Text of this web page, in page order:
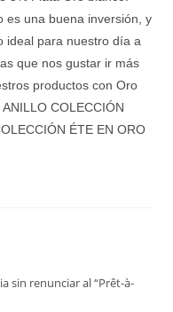
es una buena inversión, y
ideal para nuestro día a
que nos gustar ir más
productos con Oro
COLECCIÓN
ÉTE EN ORO
sin renunciar al “Prêt-à-